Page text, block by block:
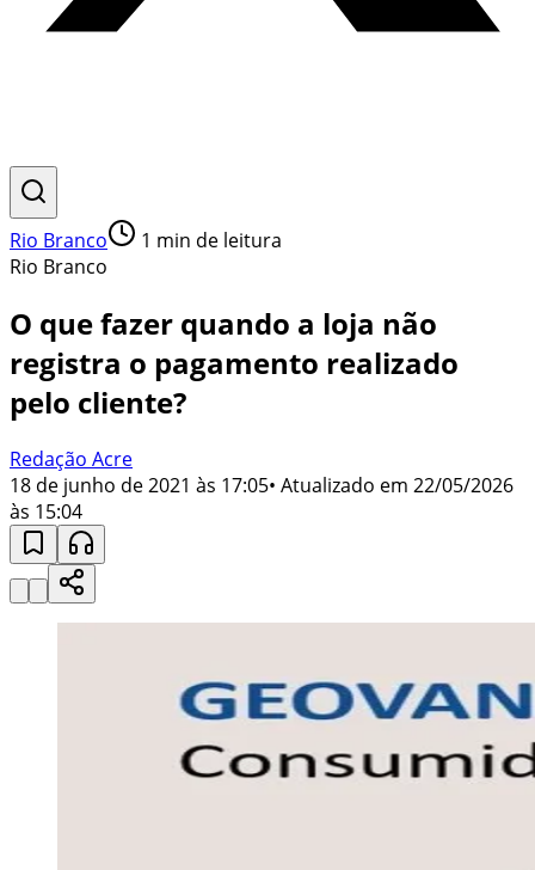
Rio Branco 1 min de leitura
Rio Branco
O que fazer quando a loja não
registra o pagamento realizado
pelo cliente?
Redação Acre
18 de junho de 2021 às 17:05• Atualizado em 22/05/2026
às 15:04